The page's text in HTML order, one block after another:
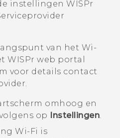
instellingen WISPr
van het Wi‍-
WISPr web portal
voor details contact
omhoog en
op Instellingen.
Wi‍-Fi is